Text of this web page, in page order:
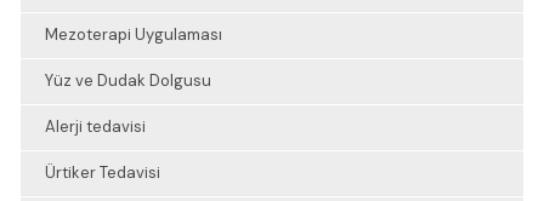
Mezoterapi Uygulaması
Yüz ve Dudak Dolgusu
Alerji tedavisi
Ürtiker Tedavisi